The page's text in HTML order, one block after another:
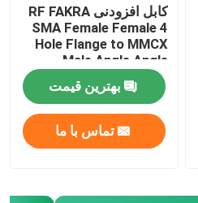
کابل افزودنی RF FAKRA
SMA Female Female 4
Hole Flange to MMCX
Male Angle Angle
بهترین قیمت
تماس با ما